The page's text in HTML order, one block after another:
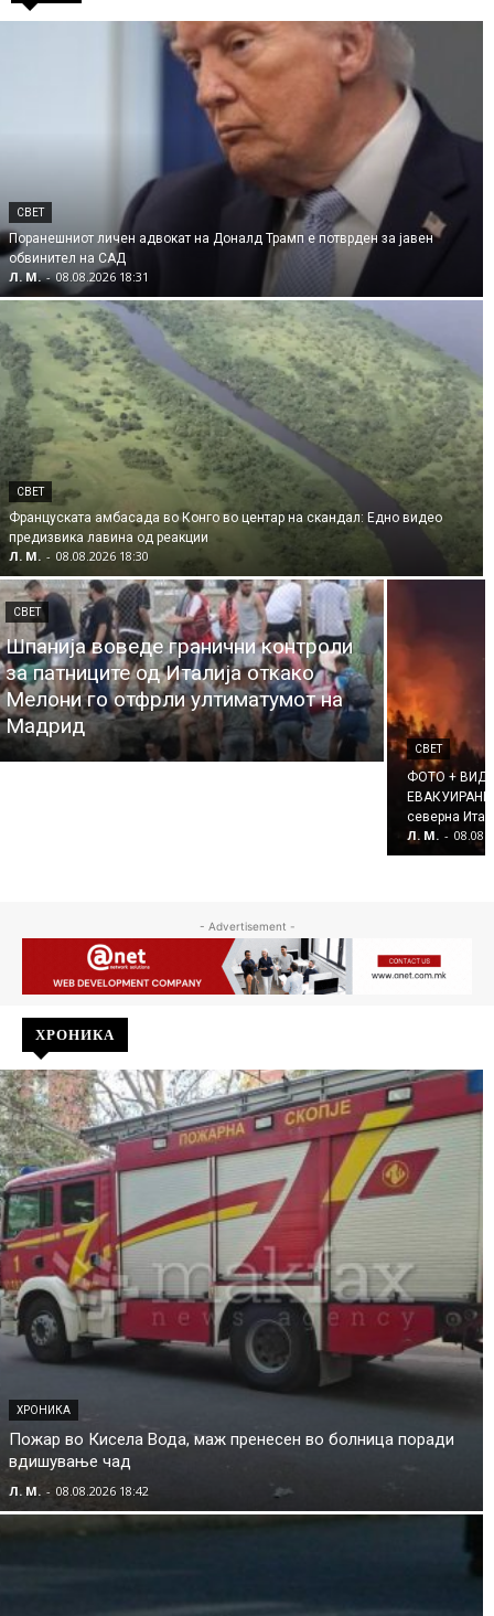
СВЕТ
Поранешниот личен адвокат на Доналд Трамп е потврден за јавен
обвинител на САД
Л. М. - 08.08.2026 18:31
СВЕТ
Француската амбасада во Конго во центар на скандал: Едно видео
предизвика лавина од реакции
Л. М. - 08.08.2026 18:30
СВЕТ
Шпанија воведе гранични контроли
за патниците од Италија откако
Мелони го отфрли ултиматумот на
Мадрид
СВЕТ
ФОТО +
ЕВАКУИРАНИ
северна
Л. М. -
- Advertisement -
ХРОНИКА
ХРОНИКА
Пожар во Кисела Вода, маж пренесен во болница поради
вдишување чад
Л. М. - 08.08.2026 18:42